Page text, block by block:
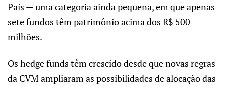
País — uma categoria ainda pequena, em que apenas
sete fundos têm patrimônio acima dos R$ 500
milhões.
Os hedge funds têm crescido desde que novas regras
da CVM ampliaram as possibilidades de alocação das